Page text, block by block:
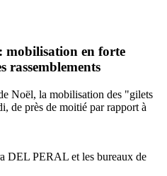
mobilisation en forte
rassemblements
Noël, la mobilisation des "gilets
de près de moitié par rapport à
DEL PERAL et les bureaux de